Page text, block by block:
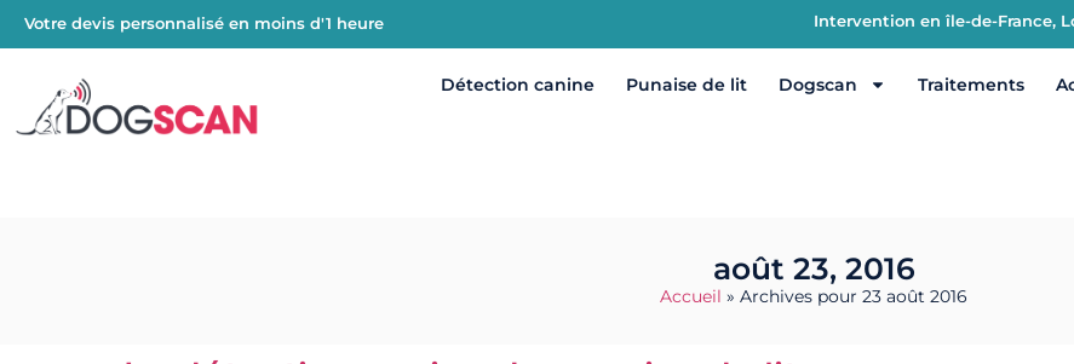
Votre devis personnalisé en moins d'1 heure Intervention en île-de-France,
Détection canine Punaise de lit Dogscan Traitements
août 23, 2016
Accueil » Archives pour 23 août 2016